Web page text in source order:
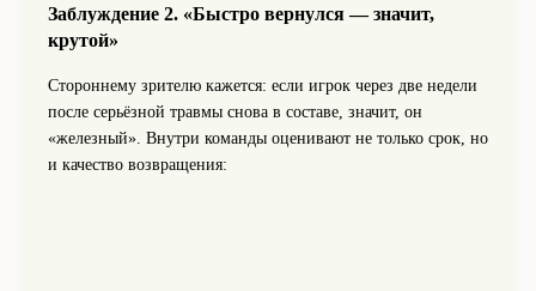
Заблуждение 2. «Быстро вернулся — значит,
крутой»
Стороннему зрителю кажется: если игрок через две недели
после серьёзной травмы снова в составе, значит, он
«железный». Внутри команды оценивают не только срок, но
и качество возвращения: